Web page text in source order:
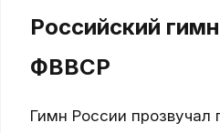
Российский
ФВВСР
Гимн России